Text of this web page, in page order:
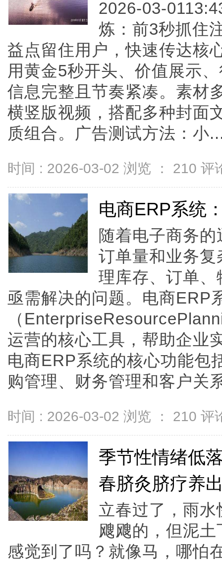
2026-03-
炼：前3秒抓住
益点留住用户，快速传达核
用黄金5秒开头、价值展示
信息完整且节奏紧凑。素材
横竖版视频，搭配多种封面
质组合。广告测试方法：小
时间 : 2026-03-02 浏览 ： 210 评
电商ERP系统
随着电子商务
订单量和业务
理库存、订单
亟需解决的问题。电商ERP
（
运营的核心工具，帮助企业
电商ERP系统的核心功能包
购管理、财务管理和客户关
时间 : 2026-03-02 浏览 ： 210 评
季节性情绪低
春脐灸脐疗养
立春过了，雨
飕飕的，但泥
感觉到了吗？就像马，哪怕